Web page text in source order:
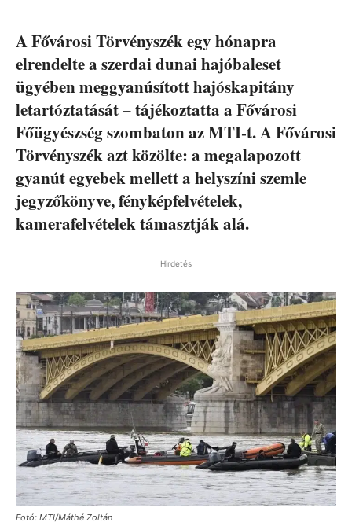
A Fővárosi Törvényszék egy hónapra
elrendelte a szerdai dunai hajóbaleset
ügyében meggyanúsított hajóskapitány
letartóztatását – tájékoztatta a Fővárosi
Főügyészség szombaton az MTI-t. A Fővárosi
Törvényszék azt közölte: a megalapozott
gyanút egyebek mellett a helyszíni szemle
jegyzőkönyve, fényképfelvételek,
kamerafelvételek támasztják alá.
Hirdetés
Fotó: MTI/Máthé Zoltán